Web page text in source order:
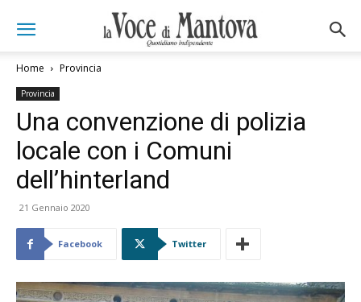
Home Provincia
Provincia
Una convenzione di polizia
locale con i Comuni
dell’hinterland
21 Gennaio 2020
Facebook Twitter